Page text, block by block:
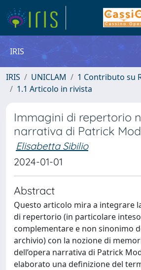
IRIS
IRIS UNICLAM
1 Contributo su
1.1 Articolo in rivista
Immagini di repertorio
narrativa di Patrick
Elisabetta Sibilio
2024-01-01
Abstract
Questo articolo mira a integrare
di repertorio (in particolare
complementare e non sinonimo
archivio) con la nozione di
dell’opera narrativa di Patrick
elaborato una definizione del